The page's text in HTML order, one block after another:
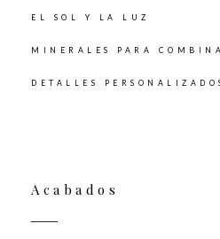
EL SOL Y LA LUZ
MINERALES PARA
DETALLES
Acabados